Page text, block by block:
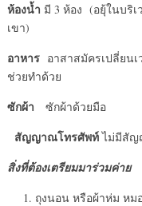
ห้องน้ำ มี 3 ห้อง (อยุ้ในบริ
เขา)
อาหารอาสาสมัครเปลี่ยนเ
ช่วยทำด้วย
ซักผ้า ซักผ้าด้วยมือ
สัญญาณโทรศัพท์ไม่มีสัญ
สิ่งที่ต้องเตรียมมาร่วมค่าย
ถุงนอน หรือผ้าห่ม ห